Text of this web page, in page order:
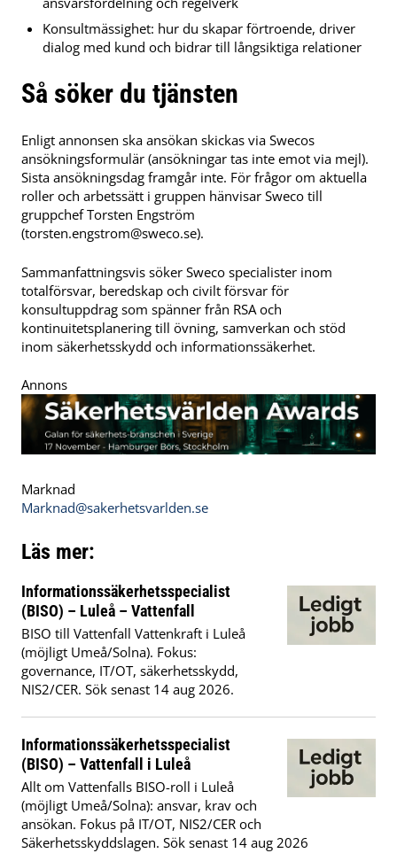
Konsultmässighet: hur du skapar förtroende, driver
dialog med kund och bidrar till långsiktiga relationer
Så söker du tjänsten
Enligt annonsen ska ansökan skickas via Swecos
ansökningsformulär (ansökningar tas inte emot via mejl).
Sista ansökningsdag framgår inte. För frågor om aktuella
roller och arbetssätt i gruppen hänvisar Sweco till
gruppchef Torsten Engström
(torsten.engstrom@sweco.se).
Sammanfattningsvis söker Sweco specialister inom
totalförsvar, beredskap och civilt försvar för
konsultuppdrag som spänner från RSA och
kontinuitetsplanering till övning, samverkan och stöd
inom säkerhetsskydd och informationssäkerhet.
Annons
Marknad
Marknad@sakerhetsvarlden.se
Läs mer:
Informationssäkerhetsspecialist
(BISO) – Luleå – Vattenfall
BISO till Vattenfall Vattenkraft i Luleå
(möjligt Umeå/Solna). Fokus:
governance, IT/OT, säkerhetsskydd,
NIS2/CER. Sök senast 14 aug 2026.
Informationssäkerhetsspecialist
(BISO) – Vattenfall i Luleå
Allt om Vattenfalls BISO-roll i Luleå
(möjligt Umeå/Solna): ansvar, krav och
ansökan. Fokus på IT/OT, NIS2/CER och
Säkerhetsskyddslagen. Sök senast 14 aug 2026